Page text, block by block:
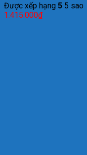
Được xếp hạng 5 5 sao
1.415.000₫